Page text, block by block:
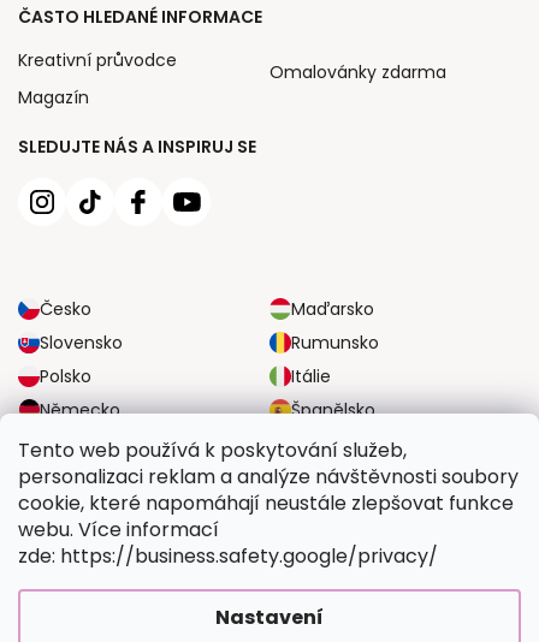
Tento web používá k poskytování služeb,
personalizaci reklam a analýze návštěvnosti soubory
cookie, které napomáhají neustále zlepšovat funkce
webu. Více informací
zde: https://business.safety.google/privacy/
Nastavení
SLEDUJTE NÁS A INSPIRUJ SE
Česko
Maďarsko
Slovensko
Rumunsko
Polsko
Itálie
Německo
Španělsko
Velká Británie
Rakousko
ČASTO HLEDANÉ INFORMACE
Kreativní průvodce
Magazín
Omalovánky zdarma
SPOLEHLIVÉ MOŽNOSTI DOPRAVY
BEZPEČNÉ MOŽNOSTI PLATBY